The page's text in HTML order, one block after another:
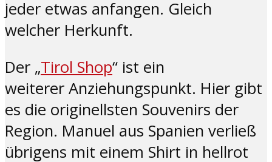
jeder etwas anfangen. Gleich
welcher Herkunft.
Der „Tirol Shop“ ist ein
weiterer Anziehungspunkt. Hier gibt
es die originellsten Souvenirs der
Region. Manuel aus Spanien verließ
übrigens mit einem Shirt in hellrot